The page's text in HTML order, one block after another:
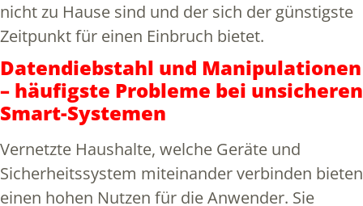
nicht zu Hause sind und der sich der günstigste
Zeitpunkt für einen Einbruch bietet.
Datendiebstahl und Manipulationen
– häufigste Probleme bei unsicheren
Smart-Systemen
Vernetzte Haushalte, welche Geräte und
Sicherheitssystem miteinander verbinden bieten
einen hohen Nutzen für die Anwender. Sie